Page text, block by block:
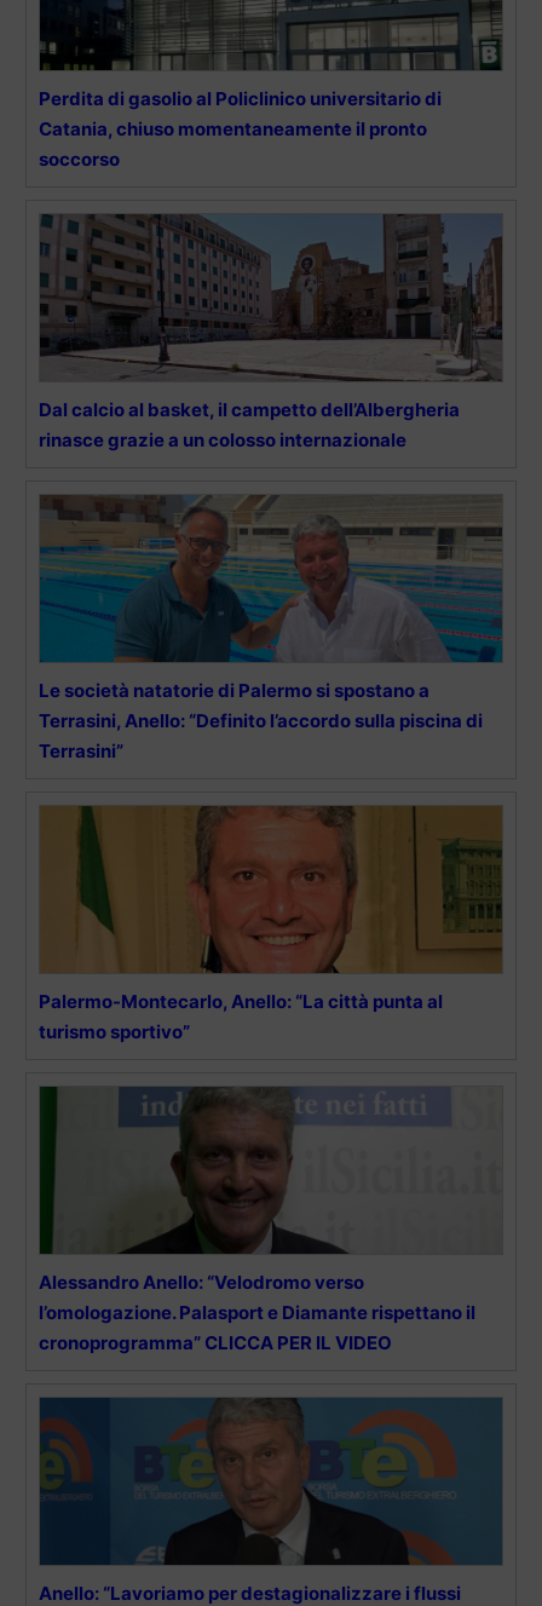
Perdita di gasolio al Policlinico universitario di
Catania, chiuso momentaneamente il pronto
soccorso
Dal calcio al basket, il campetto dell’Albergheria
rinasce grazie a un colosso internazionale
Le società natatorie di Palermo si spostano a
Terrasini, Anello: “Definito l’accordo sulla piscina di
Terrasini”
Palermo-Montecarlo, Anello: “La città punta al
turismo sportivo”
Alessandro Anello: “Velodromo verso
l’omologazione. Palasport e Diamante rispettano il
cronoprogramma” CLICCA PER IL VIDEO
Anello: “Lavoriamo per destagionalizzare i flussi